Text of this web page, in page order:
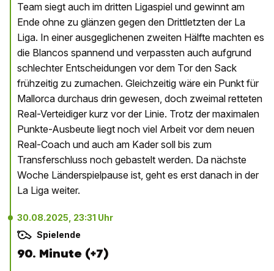
Team siegt auch im dritten Ligaspiel und gewinnt am
Ende ohne zu glänzen gegen den Drittletzten der La
Liga. In einer ausgeglichenen zweiten Hälfte machten es
die Blancos spannend und verpassten auch aufgrund
schlechter Entscheidungen vor dem Tor den Sack
frühzeitig zu zumachen. Gleichzeitig wäre ein Punkt für
Mallorca durchaus drin gewesen, doch zweimal retteten
Real-Verteidiger kurz vor der Linie. Trotz der maximalen
Punkte-Ausbeute liegt noch viel Arbeit vor dem neuen
Real-Coach und auch am Kader soll bis zum
Transferschluss noch gebastelt werden. Da nächste
Woche Länderspielpause ist, geht es erst danach in der
La Liga weiter.
30.08.2025, 23:31 Uhr
Spielende
90. Minute (+7)